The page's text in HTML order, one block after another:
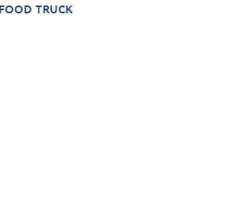
FOOD TRUCK